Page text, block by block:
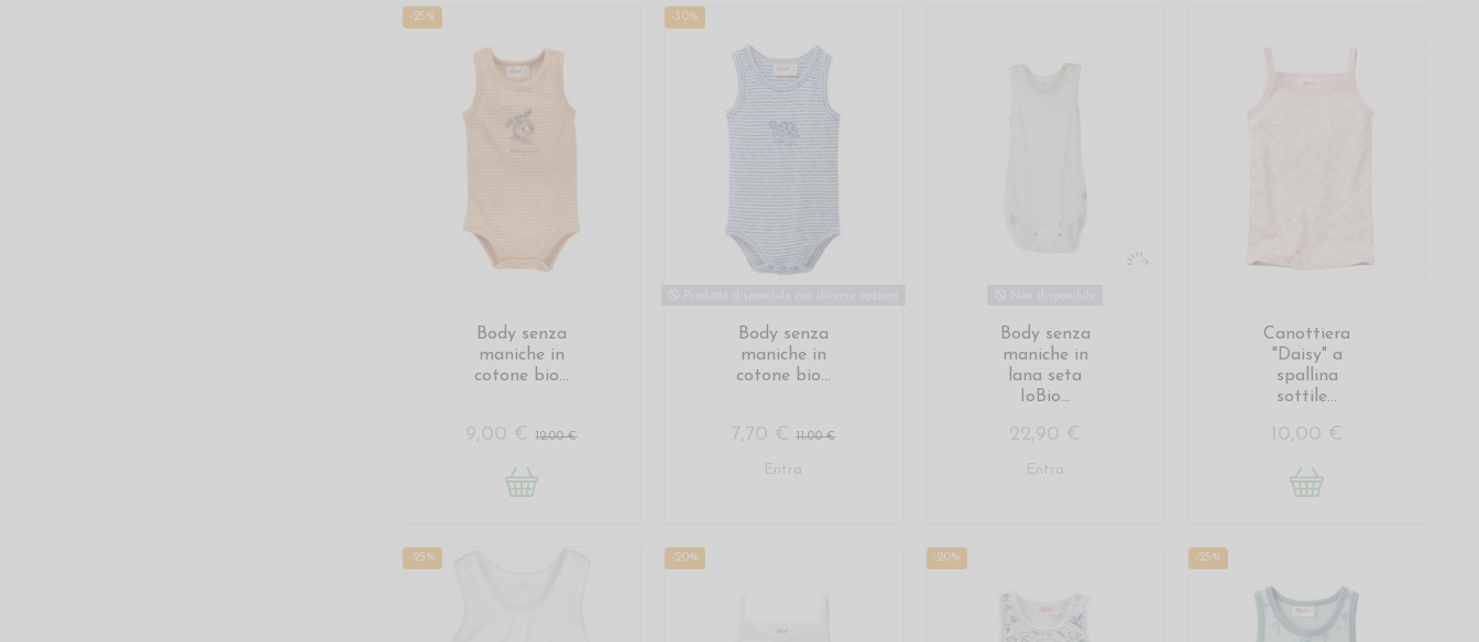
-25%
Body senza
maniche in
cotone bio...
9,00 €12,00 €
-30%
Body senza
maniche in
cotone bio...
7,70 €11,00 €
Entra
Body senza
maniche in
lana seta
IoBio...
22,90 €
Entra
Canottiera
"Daisy" a
spallina
sottile...
10,00 €
-25% -20% -20% -25%